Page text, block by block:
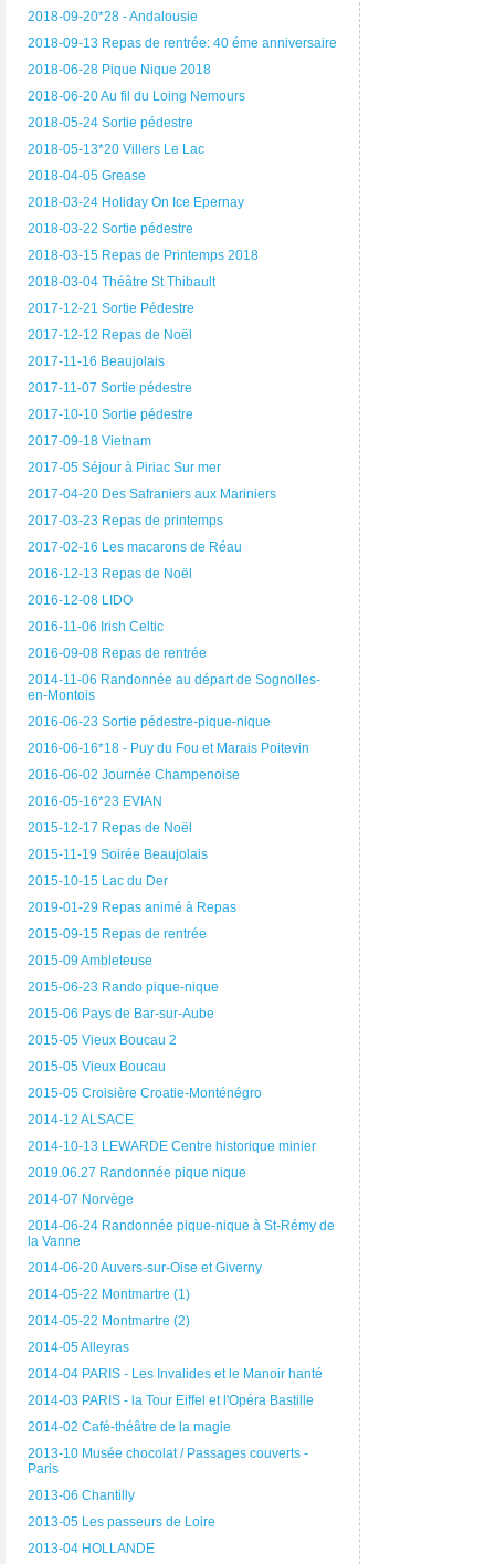
2018-09-20*28 - Andalousie
2018-09-13 Repas de rentrée: 40 éme anniversaire
2018-06-28 Pique Nique 2018
2018-06-20 Au fil du Loing Nemours
2018-05-24 Sortie pédestre
2018-05-13*20 Villers Le Lac
2018-04-05 Grease
2018-03-24 Holiday On Ice Epernay
2018-03-22 Sortie pédestre
2018-03-15 Repas de Printemps 2018
2018-03-04 Théâtre St Thibault
2017-12-21 Sortie Pédestre
2017-12-12 Repas de Noël
2017-11-16 Beaujolais
2017-11-07 Sortie pédestre
2017-10-10 Sortie pédestre
2017-09-18 Vietnam
2017-05 Séjour à Piriac Sur mer
2017-04-20 Des Safraniers aux Mariniers
2017-03-23 Repas de printemps
2017-02-16 Les macarons de Réau
2016-12-13 Repas de Noël
2016-12-08 LIDO
2016-11-06 Irish Celtic
2016-09-08 Repas de rentrée
2014-11-06 Randonnée au départ de Sognolles-
en-Montois
2016-06-23 Sortie pédestre-pique-nique
2016-06-16*18 - Puy du Fou et Marais Poitevin
2016-06-02 Journée Champenoise
2016-05-16*23 EVIAN
2015-12-17 Repas de Noël
2015-11-19 Soirée Beaujolais
2015-10-15 Lac du Der
2019-01-29 Repas animé à Repas
2015-09-15 Repas de rentrée
2015-09 Ambleteuse
2015-06-23 Rando pique-nique
2015-06 Pays de Bar-sur-Aube
2015-05 Vieux Boucau 2
2015-05 Vieux Boucau
2015-05 Croisière Croatie-Monténégro
2014-12 ALSACE
2014-10-13 LEWARDE Centre historique minier
2019.06.27 Randonnée pique nique
2014-07 Norvège
2014-06-24 Randonnée pique-nique à St-Rémy de
la Vanne
2014-06-20 Auvers-sur-Oise et Giverny
2014-05-22 Montmartre (1)
2014-05-22 Montmartre (2)
2014-05 Alleyras
2014-04 PARIS - Les Invalides et le Manoir hanté
2014-03 PARIS - la Tour Eiffel et l'Opéra Bastille
2014-02 Café-théâtre de la magie
2013-10 Musée chocolat / Passages couverts -
Paris
2013-06 Chantilly
2013-05 Les passeurs de Loire
2013-04 HOLLANDE